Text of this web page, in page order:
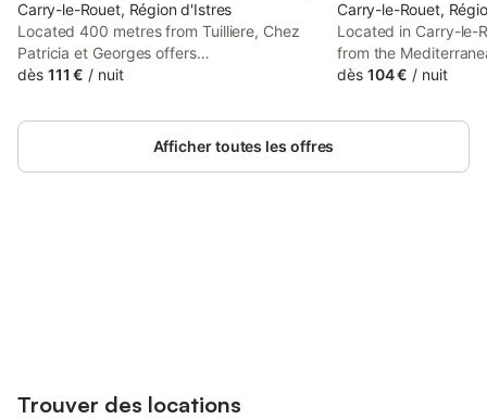
Carry-le-Rouet, Région d'Istres
Located 400 metres from Tuilliere, Chez
Patricia et Georges offers
accommodation with a balcony. This
private parking and free WiFi. The guest
house features family rooms.
dès 111 € / nuit
Carry-le-Rouet,
Located in Carry-le-
from the
Chambres d'Hôtes
with a shaded
dès 104 € / nuit
Afficher toutes les offres
Trouver des locations